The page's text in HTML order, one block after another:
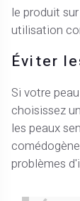
le produit
utilisation
Éviter
Si votre
choisissez
les peaux
problèmes